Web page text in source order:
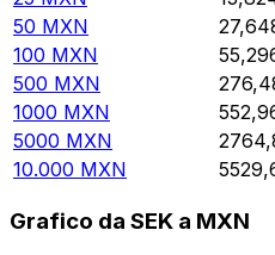
50 MXN
100 MXN
500 MXN
1000 MXN
5000 MXN
10.000 MXN
Grafico da SEK a MXN